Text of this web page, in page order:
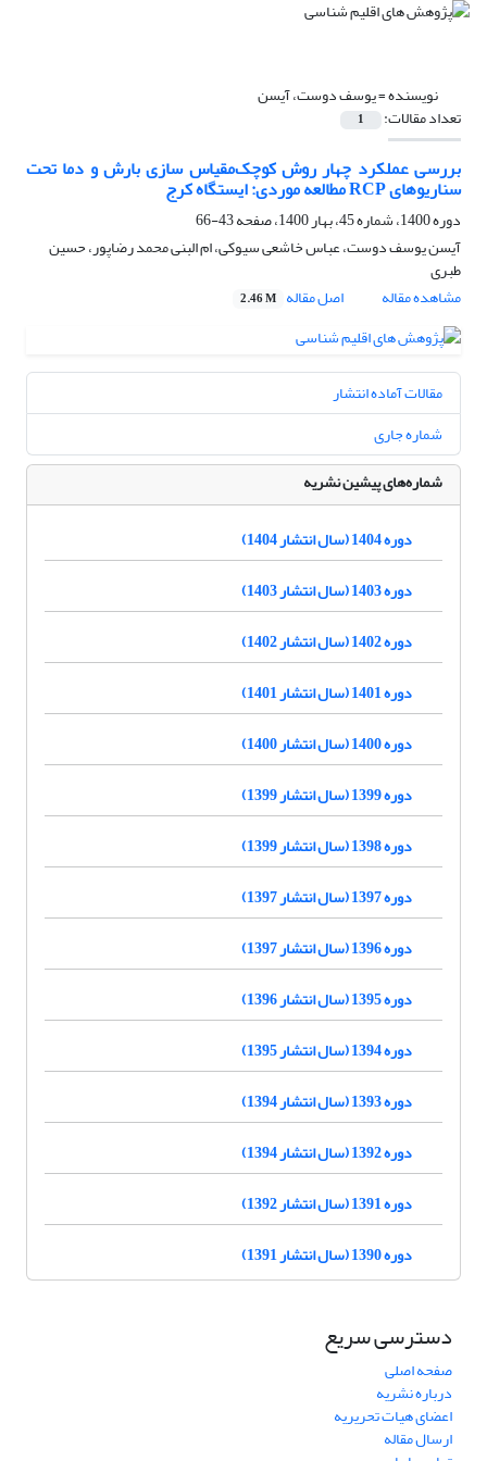
نویسنده =یوسف دوست، آیسن
تعداد مقالات: 1
بررسی عملکرد چهار روش کوچک‌مقیاس سازی بارش و دما تحت
سناریوهای RCP مطالعه موردی: ایستگاه کرج
دوره 1400، شماره 45، بهار 1400، صفحه
43-66
آیسن یوسف دوست، عباس خاشعی سیوکی، ام البنی محمد رضاپور، حسین
طبری
مشاهده مقاله
اصل مقاله 2.46 M
مقالات آماده انتشار
شماره جاری
شماره‌های پیشین نشریه
دوره 1404 (سال انتشار 1404)
دوره 1403 (سال انتشار 1403)
دوره 1402 (سال انتشار 1402)
دوره 1401 (سال انتشار 1401)
دوره 1400 (سال انتشار 1400)
دوره 1399 (سال انتشار 1399)
دوره 1398 (سال انتشار 1399)
دوره 1397 (سال انتشار 1397)
دوره 1396 (سال انتشار 1397)
دوره 1395 (سال انتشار 1396)
دوره 1394 (سال انتشار 1395)
دوره 1393 (سال انتشار 1394)
دوره 1392 (سال انتشار 1394)
دوره 1391 (سال انتشار 1392)
دوره 1390 (سال انتشار 1391)
دسترسی سریع
صفحه اصلی
درباره نشریه
اعضای هیات تحریریه
ارسال مقاله